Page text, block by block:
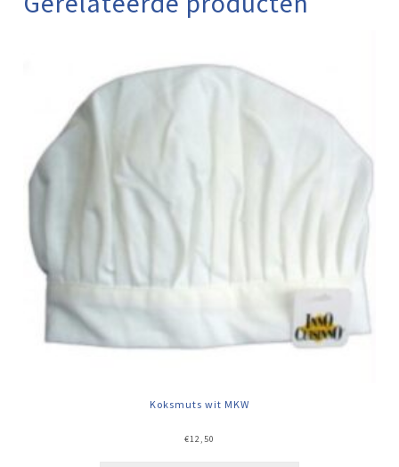
Koksmuts wit MKW
€12,50